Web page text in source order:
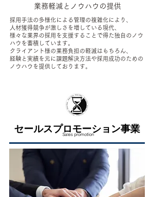
​業務軽減とノウハウの提供
採用手法の多様化による管理の複雑化により、
人材獲得競争が激しさを増している現代、
様々な業界の採用を支援することで得た独自のノウ
ハウを蓄積しています。
クライアント様の業務負担の軽減はもちろん、
経験と実績を元に課題解決方法や採用成功のための
ノウハウを提供しております。
セールスプロモーション事業
Sales promotion